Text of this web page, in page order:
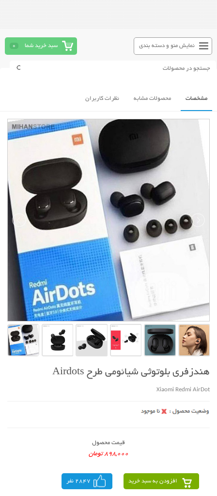
سبد خرید شما 0 نمایش منو و دسته بندی
مشخصات محصولات مشابه نظرات کاربران
هندزفری بلوتوثی شیائومی طرح Airdots
Xiaomi Redmi AirDot
قیمت محصول
898,000 تومان
افزودن به سبد خرید 2847 نفر